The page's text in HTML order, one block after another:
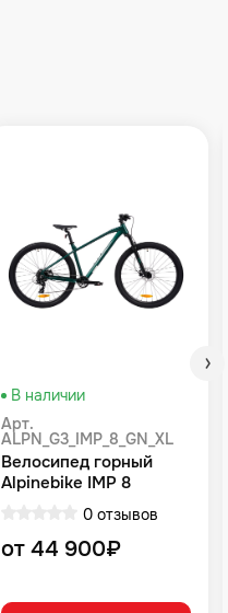
В наличии
Арт.
ALPN_G3_IMP_8_GN_XL
Велосипед горный
Alpinebike IMP 8
0 отзывов
от 44 900₽